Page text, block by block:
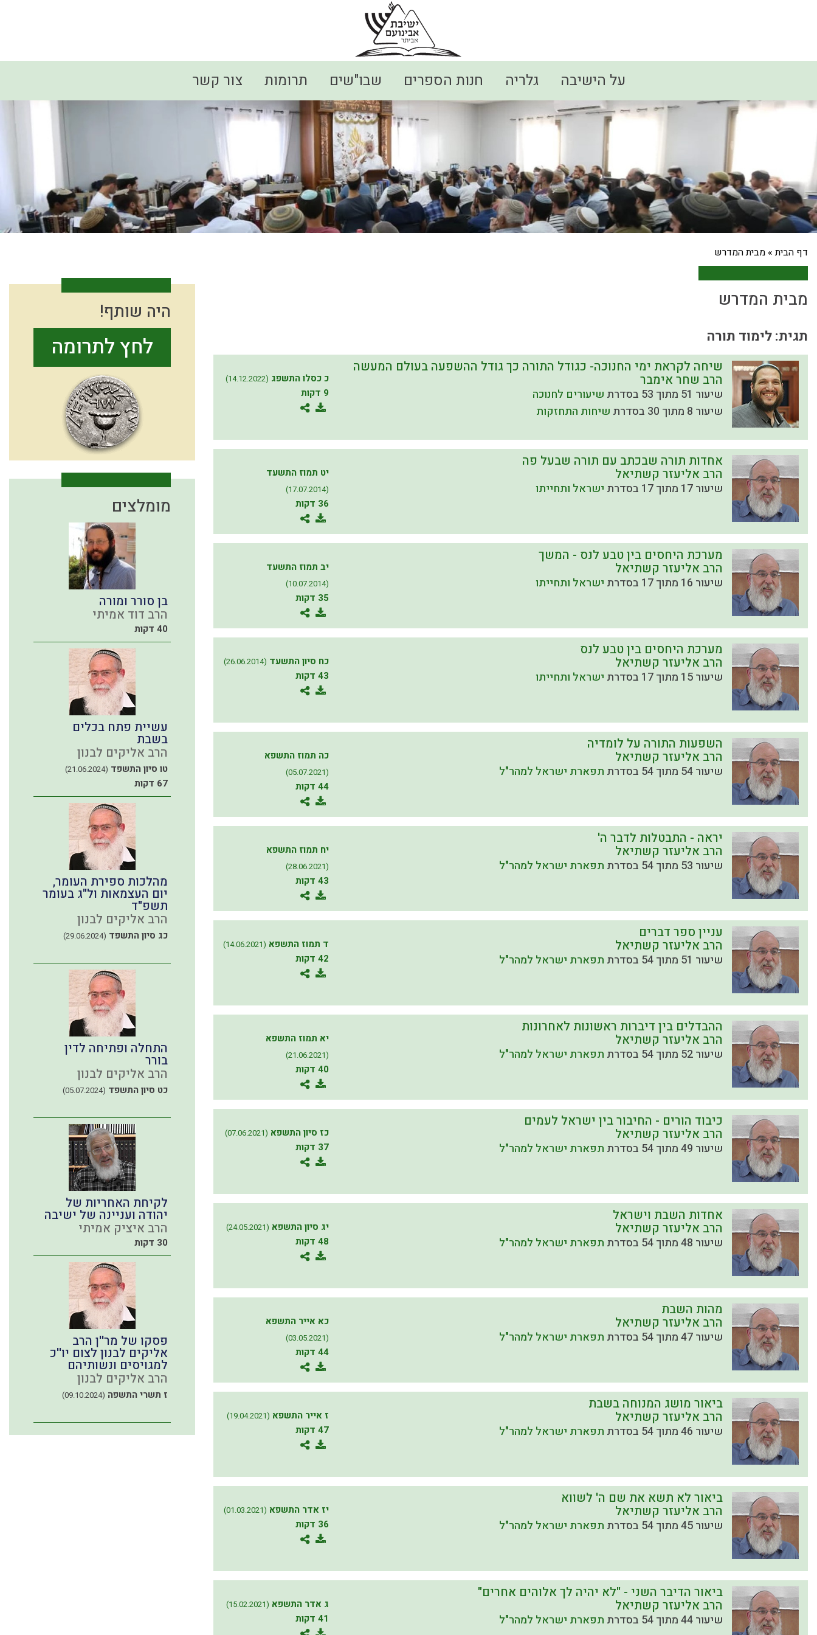
על הישיבה גלריה חנות הספרים שבו"שים תרומות צור קשר
דף הבית» מבית המדרש
מבית המדרש
תגית: לימוד תורה
שיחה לקראת ימי החנוכה- כגודל התורה כך גודל ההשפעה בעולם המעשה
הרב שחר אימבר
שיעור 51 מתוך 53 בסדרת
שיעורים לחנוכה
שיעור 8 מתוך 30 בסדרת
שיחות התחזקות
כ כסלו התשפג (14.12.2022)
9 דקות
אחדות תורה שבכתב עם תורה שבעל פה
הרב אליעזר קשתיאל
שיעור 17 מתוך 17 בסדרת ישראל ותחייתו
יט תמוז התשעד
(17.07.2014)
36 דקות
מערכת היחסים בין טבע לנס - המשך
הרב אליעזר קשתיאל
שיעור 16 מתוך 17 בסדרת ישראל ותחייתו
יב תמוז התשעד
(10.07.2014)
35 דקות
מערכת היחסים בין טבע לנס
הרב אליעזר קשתיאל
שיעור 15 מתוך 17 בסדרת ישראל ותחייתו
כח סיון התשעד (26.06.2014)
43 דקות
השפעות התורה על לומדיה
הרב אליעזר קשתיאל
שיעור 54 מתוך 54 בסדרת תפארת ישראל למהר"ל
כה תמוז התשפא
(05.07.2021)
44 דקות
יראה - התבטלות לדבר ה'
הרב אליעזר קשתיאל
שיעור 53 מתוך 54 בסדרת תפארת ישראל למהר"ל
יח תמוז התשפא
(28.06.2021)
43 דקות
עניין ספר דברים
הרב אליעזר קשתיאל
שיעור 51 מתוך 54 בסדרת תפארת ישראל למהר"ל
ד תמוז התשפא (14.06.2021)
42 דקות
ההבדלים בין דיברות ראשונות לאחרונות
הרב אליעזר קשתיאל
שיעור 52 מתוך 54 בסדרת תפארת ישראל למהר"ל
יא תמוז התשפא
(21.06.2021)
40 דקות
כיבוד הורים - החיבור בין ישראל לעמים
הרב אליעזר קשתיאל
שיעור 49 מתוך 54 בסדרת תפארת ישראל למהר"ל
כז סיון התשפא (07.06.2021)
37 דקות
אחדות השבת וישראל
הרב אליעזר קשתיאל
שיעור 48 מתוך 54 בסדרת תפארת ישראל למהר"ל
יג סיון התשפא (24.05.2021)
48 דקות
מהות השבת
הרב אליעזר קשתיאל
שיעור 47 מתוך 54 בסדרת תפארת ישראל למהר"ל
כא אייר התשפא
(03.05.2021)
44 דקות
ביאור מושג המנוחה בשבת
הרב אליעזר קשתיאל
שיעור 46 מתוך 54 בסדרת תפארת ישראל למהר"ל
ז אייר התשפא (19.04.2021)
47 דקות
ביאור לא תשא את שם ה' לשווא
הרב אליעזר קשתיאל
שיעור 45 מתוך 54 בסדרת תפארת ישראל למהר"ל
יז אדר התשפא (01.03.2021)
36 דקות
ביאור הדיבר השני - "לא יהיה לך אלוהים אחרים"
הרב אליעזר קשתיאל
שיעור 44 מתוך 54 בסדרת תפארת ישראל למהר"ל
ג אדר התשפא (15.02.2021)
41 דקות
היה שותף!
לחץ לתרומה
מומלצים
בן סורר ומורה
הרב דוד אמיתי
40 דקות
עשיית פתח בכלים
בשבת
הרב אליקים לבנון
טו סיון התשפד (21.06.2024)
67 דקות
מהלכות ספירת העומר,
יום העצמאות ול"ג בעומר
תשפ"ד
הרב אליקים לבנון
כג סיון התשפד (29.06.2024)
התחלה ופתיחה לדין
בורר
הרב אליקים לבנון
כט סיון התשפד (05.07.2024)
לקיחת האחריות של
יהודה ועניינה של ישיבה
הרב איציק אמיתי
30 דקות
פסקו של מר''ן הרב
אליקים לבנון לצום יו''כ
למגויסים ונשותיהם
הרב אליקים לבנון
ז תשרי התשפה (09.10.2024)